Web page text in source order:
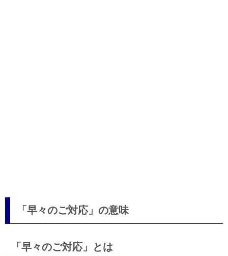
「早々のご対応」の意味
「早々のご対応」とは